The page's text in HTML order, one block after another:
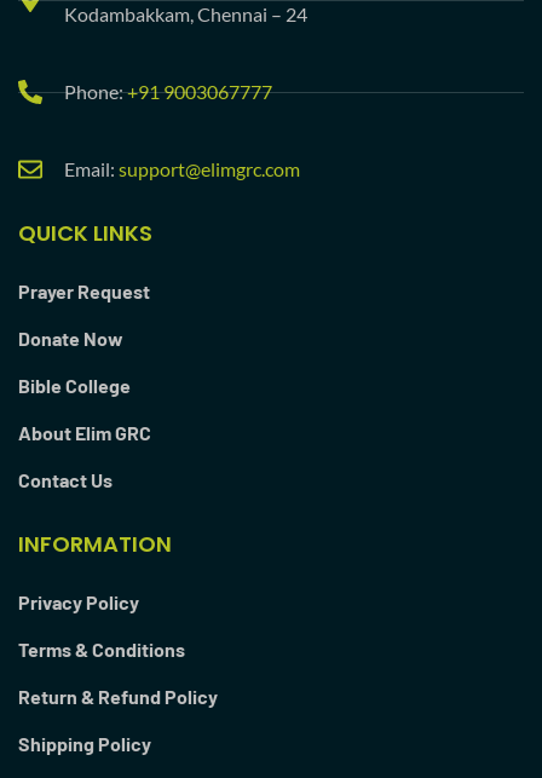
Kodambakkam, Chennai – 24
Phone:+91 9003067777
Email: support@elimgrc.com
QUICK LINKS
Prayer Request
Donate Now
Bible College
About Elim GRC
Contact Us
INFORMATION
Privacy Policy
Terms & Conditions
Return & Refund Policy
Shipping Policy